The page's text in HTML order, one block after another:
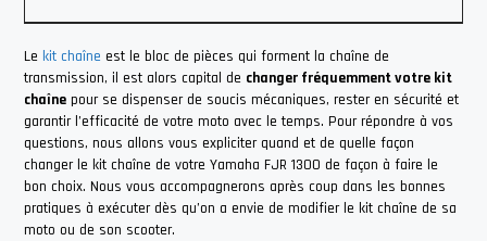
Le kit chaîne est le bloc de pièces qui forment la chaîne de
transmission, il est alors capital de changer fréquemment votre kit
chaîne pour se dispenser de soucis mécaniques, rester en sécurité et
garantir l’efficacité de votre moto avec le temps. Pour répondre à vos
questions, nous allons vous expliciter quand et de quelle façon
changer le kit chaîne de votre Yamaha FJR 1300 de façon à faire le
bon choix. Nous vous accompagnerons après coup dans les bonnes
pratiques à exécuter dès qu’on a envie de modifier le kit chaîne de sa
moto ou de son scooter.